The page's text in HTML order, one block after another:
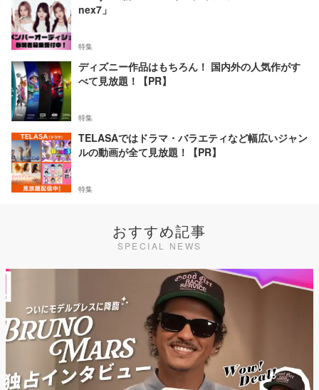
nex7」
特集
ディズニー作品はもちろん！ 国内外の人気作がす
べて見放題！【PR】
特集
TELASAではドラマ・バラエティなど幅広いジャン
ルの動画が全て見放題！【PR】
特集
おすすめ記事
SPECIAL NEWS